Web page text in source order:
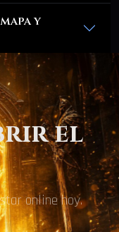
y
el
online hoy.